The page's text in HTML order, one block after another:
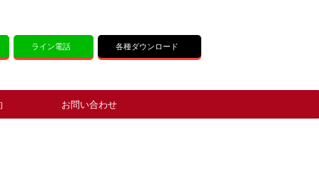
ライン電話 各種ダウンロード
お問い合わせ